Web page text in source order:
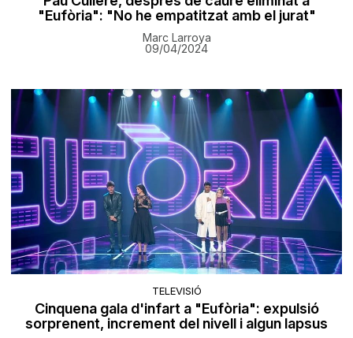
"Eufòria": "No he empatitzat amb el jurat"
Marc Larroya
09/04/2024
TELEVISIÓ
Cinquena gala d'infart a "Eufòria": expulsió
sorprenent, increment del nivell i algun lapsus